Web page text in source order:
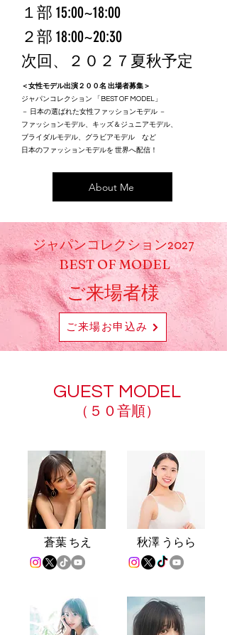
１部 15:00~18:00
２部 18:00~20:30
​次回、２０２７夏秋予定
＜女性モデル出演２００名 出場者募集＞
ジャパンコレクション 「BEST OF MODEL」
－ 日本の選ばれた女性ファッションモデル －
ファッションモデル、キッズ＆ジュニアモデル、
ブライダルモデル、 グラビアモデル など
日本のファッションモデルを 世界へ配信！
About Me
ジャパンコレクション2027
​BEST OF MODEL
​ご来場者様
ご来場お申込み
GUEST MODEL
（５０音順）
蒼葉 ちえ 秋澤 うらら